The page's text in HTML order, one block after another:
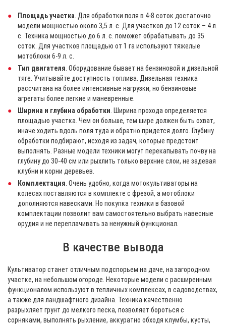
Площадь участка . Для обработки поля в 4-8 соток достаточно
модели мощностью около 3,5 л. с. Для участков до 12 соток – 4 л.
с. Техника мощностью до 6 л. с. поможет обрабатывать до 35
соток. Для участков площадью от 1 га используют тяжелые
мотоблоки 6-9 л. с.
Тип двигателя . Оборудование бывает на бензиновой и дизельной
тяге. Учитывайте доступность топлива. Дизельная техника
рассчитана на более интенсивные нагрузки, но бензиновые
агрегаты более легкие и маневренные.
Ширина и глубина обработки . Ширина прохода определяется
площадью участка. Чем он больше, тем шире должен быть охват,
иначе ходить вдоль поля туда и обратно придется долго. Глубину
обработки подбирают, исходя из задач, которые предстоит
выполнять. Разные модели техники могут перекапывать почву на
глубину до 30-40 см или рыхлить только верхние слои, не задевая
клубни и корни деревьев.
Комплектация . Очень удобно, когда мотокультиваторы на
колесах поставляются в комплекте с фрезой, а мотоблоки
дополняются навесками. Но покупка техники в базовой
комплектации позволит вам самостоятельно выбрать навесные
орудия и не переплачивать за ненужный функционал.
В качестве вывода
Культиватор станет отличным подспорьем на даче, на загородном
участке, на небольшом огороде. Некоторые модели с расширенным
функционалом используют в тепличных комплексах, в садоводствах,
а также для ландшафтного дизайна. Техника качественно
разрыхляет грунт до мелкого песка, позволяет бороться с
сорняками, выполнять рыхление, аккуратно обходя клумбы, кусты,